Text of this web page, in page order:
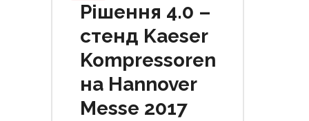
Рішення 4.0 –
стенд Kaeser
Kompressoren
на Hannover
Messe 2017